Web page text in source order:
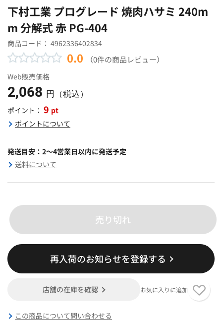
下村工業 プログレード 焼肉ハサミ 240m
m 分解式 赤 PG-404
商品コード： 4962336402834
0.0 （0件の商品レビュー）
Web販売価格
2,068 円（税込）
ポイント： 9 pt
ポイントについて
発送目安：2～4営業日以内に発送予定
送料について
売り切れ
再入荷のお知らせを登録する
店舗の在庫を確認 お気に入りに追加
この商品について問い合わせる